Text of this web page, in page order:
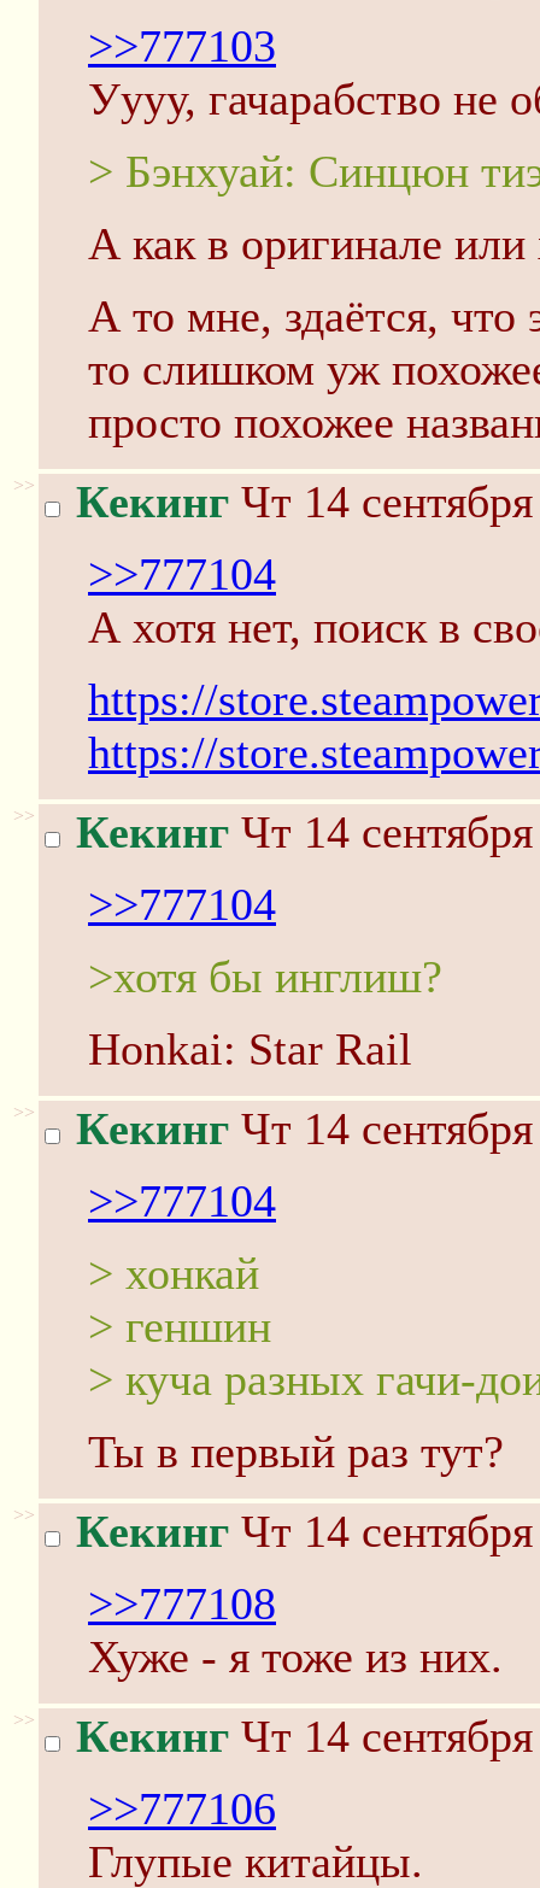
>>777103
Уууу, гачарабство не
> Бэнхуай: Синцюн
А как в оригинале
А то мне, здаётся, что
то слишком уж
просто похожее
>> Кекинг Чт 14
>>777104
А хотя нет, поиск в
https://
https://
>> Кекинг Чт 14
>>777104
>хотя бы инглиш?
Honkai: Star Rail
>> Кекинг Чт 14
>>777104
> хонкай
> геншин
> куча разных гачи-
Ты в первый раз тут?
>> Кекинг Чт 14
>>777108
Хуже - я тоже из них.
>> Кекинг Чт 14
>>777106
Глупые китайцы.